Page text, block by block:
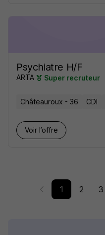
Psychiatre H/F
ARTA Super recruteur
Châteauroux - 36 CDI
Voir l’offre
1 2 3